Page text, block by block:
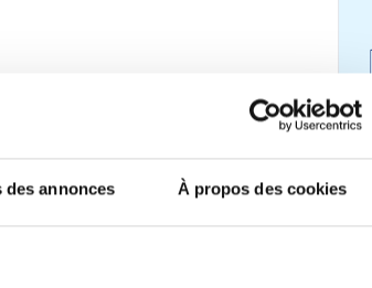
des annonces À propos des cookies